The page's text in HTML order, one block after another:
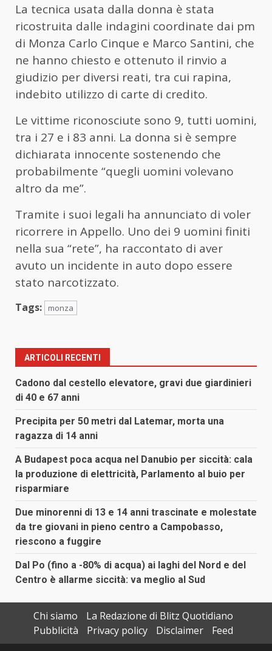
La tecnica usata dalla donna è stata
ricostruita dalle indagini coordinate dai pm
di Monza Carlo Cinque e Marco Santini, che
ne hanno chiesto e ottenuto il rinvio a
giudizio per diversi reati, tra cui rapina,
indebito utilizzo di carte di credito.
Le vittime riconosciute sono 9, tutti uomini,
tra i 27 e i 83 anni. La donna si è sempre
dichiarata innocente sostenendo che
probabilmente “quegli uomini volevano
altro da me”.
Tramite i suoi legali ha annunciato di voler
ricorrere in Appello. Uno dei 9 uomini finiti
nella sua “rete”, ha raccontato di aver
avuto un incidente in auto dopo essere
stato narcotizzato.
Tags: monza
ARTICOLI RECENTI
Cadono dal cestello elevatore, gravi due giardinieri
di 40 e 67 anni
Precipita per 50 metri dal Latemar, morta una
ragazza di 14 anni
A Budapest poca acqua nel Danubio per siccità: cala
la produzione di elettricità, Parlamento al buio per
risparmiare
Due minorenni di 13 e 14 anni trascinate e molestate
da tre giovani in pieno centro a Campobasso,
riescono a fuggire
Dal Po (fino a -80% di acqua) ai laghi del Nord e del
Centro è allarme siccità: va meglio al Sud
Chi siamo
La Redazione di Blitz Quotidiano
Pubblicità
Privacy policy Disclaimer
Feed